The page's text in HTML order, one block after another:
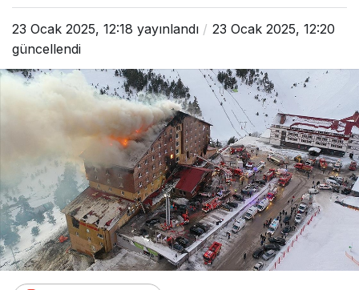
23 Ocak 2025, 12:18 yayınlandı
23 Ocak 2025, 12:20
güncellendi